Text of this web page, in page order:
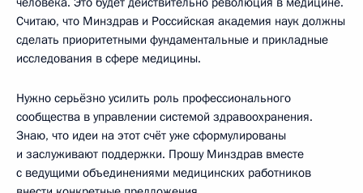
Считаю, что Минздрав и Российская академия наук должны
сделать приоритетными фундаментальные и прикладные
исследования в сфере медицины.
Нужно серьёзно усилить роль профессионального
сообщества в управлении системой здравоохранения.
Знаю, что идеи на этот счёт уже сформулированы
и заслуживают поддержки. Прошу Минздрав вместе
с ведущими объединениями медицинских работников